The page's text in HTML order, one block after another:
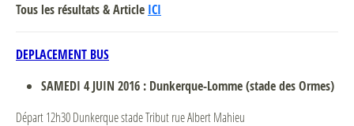
Tous les résultats & Article ICI
DEPLACEMENT BUS
SAMEDI 4 JUIN 2016 : Dunkerque-Lomme (stade des Ormes)
Départ 12h30 Dunkerque stade Tribut rue Albert Mahieu